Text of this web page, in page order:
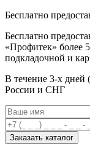
Бесплатно
Бесплатно
«Профитек» более
подкладочной и
В течение 3-х дней
России и СНГ
Заказать каталог